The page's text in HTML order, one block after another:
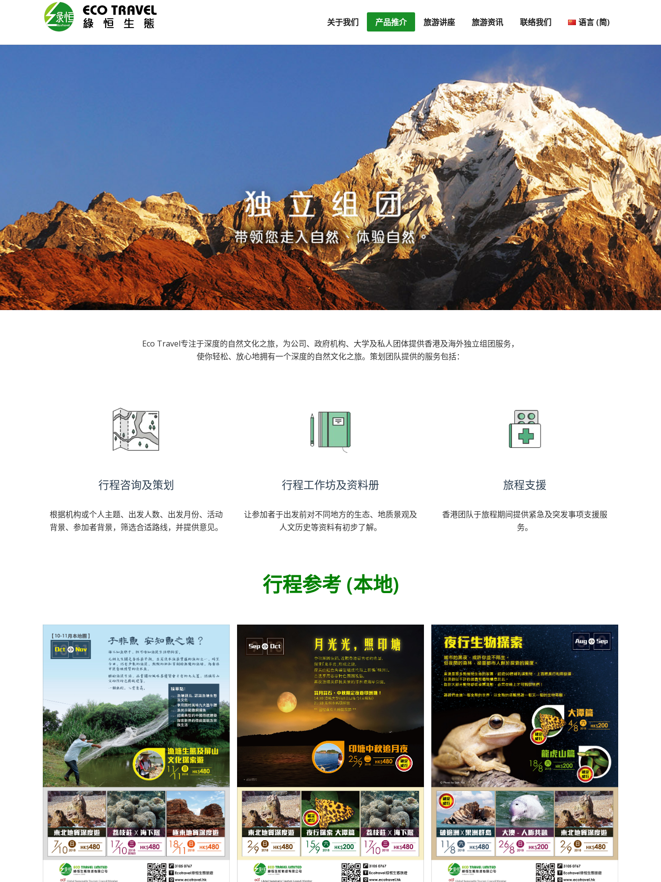
关于我们 产品推介 旅游讲座 旅游资讯 联络我们 语言 (简)
Eco Travel专注于深度的自然文化之旅，为公司、政府机构、大学及私人团体提供香港及海外独立组团服务，
使你轻松、放心地拥有一个深度的自然文化之旅。策划团队提供的服务包括：
行程咨询及策划
根据机构或个人主题、出发人数、出发月份、活动
背景、参加者背景，筛选合适路线，并提供意见。
行程工作坊及资料册
让参加者于出发前对不同地方的生态、地质景观及
人文历史等资料有初步了解。
旅程支援
香港团队于旅程期间提供紧急及突发事项支援服
务。
行程参考 (本地)